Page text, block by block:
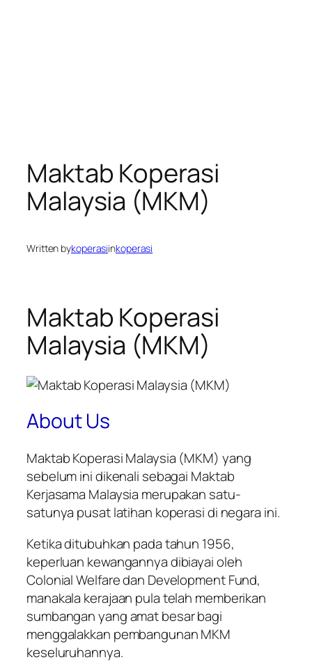
Maktab Koperasi
Malaysia (MKM)
Written bykoperasiinkoperasi
Maktab Koperasi
Malaysia (MKM)
About Us
Maktab Koperasi Malaysia (MKM) yang
sebelum ini dikenali sebagai Maktab
Kerjasama Malaysia merupakan satu-
satunya pusat latihan koperasi di negara ini.
Ketika ditubuhkan pada tahun 1956,
keperluan kewangannya dibiayai oleh
Colonial Welfare dan Development Fund,
manakala kerajaan pula telah memberikan
sumbangan yang amat besar bagi
menggalakkan pembangunan MKM
keseluruhannya.